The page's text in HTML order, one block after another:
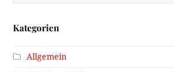
Kategorien
Allgemein